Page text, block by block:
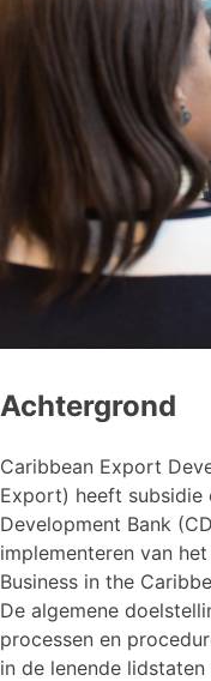
Achtergrond
Caribbean Export
Export) heeft subsidie
Development Bank
implementeren van
Business in the
De algemene
processen en
in de lenende